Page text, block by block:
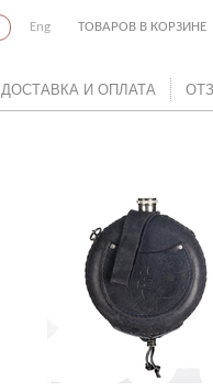
Eng ТОВАРОВ В КОРЗИНЕ
ДОСТАВКА И ОПЛАТА